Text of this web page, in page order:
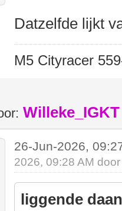
Datzelfde lijkt
M5 Cityracer
Willeke_IGKT
26-Jun-2026,
2026, 09:28 AM
liggende